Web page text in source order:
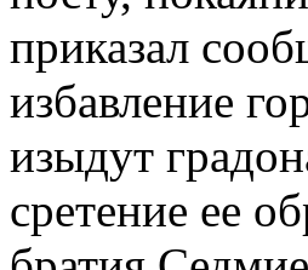
приказал
избавление
изыдут
сретение ее